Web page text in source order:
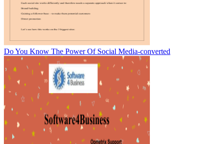
Do You Know The Power Of Social Media-converted